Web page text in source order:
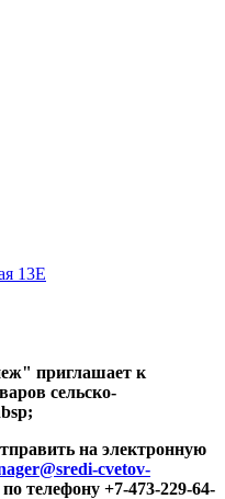
13Е
приглашает к
сельско-
на электронную
cvetov-
телефону +7-473-229-64-